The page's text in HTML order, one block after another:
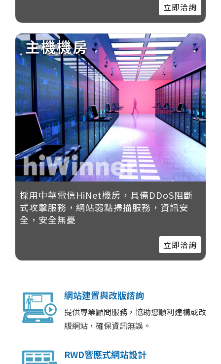
立即洽詢
主機機房
採用中華電信HiNet機房，具備DDoS阻斷
式攻擊服務，網站弱點掃描服務，資訊安
全，安全無憂
立即洽詢
網站建置與改版諮詢
提供專業顧問服務，協助您順利建構或改
版網站，確保資訊無誤。
RWD響應式網站設計